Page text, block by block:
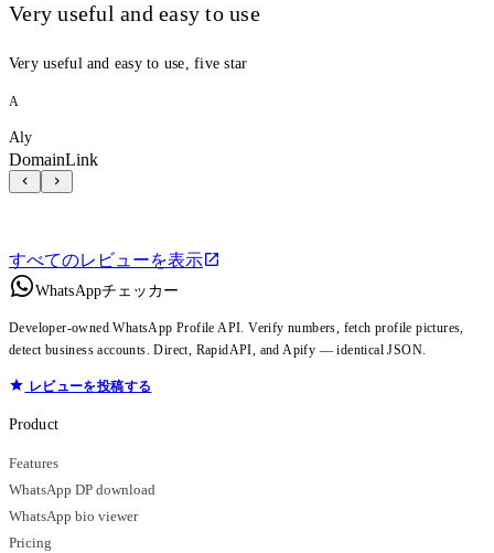
Very useful and easy to use
Very useful and easy to use, five star
A
Aly
DomainLink
すべてのレビューを表示
WhatsAppチェッカー
Developer-owned WhatsApp Profile API. Verify numbers, fetch profile pictures,
detect business accounts. Direct, RapidAPI, and Apify — identical JSON.
レビューを投稿する
Product
Features
WhatsApp DP download
WhatsApp bio viewer
Pricing